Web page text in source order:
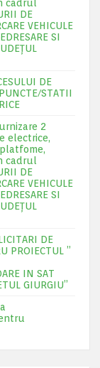
cadrul
DE
VEHICULE
SI
DE
STATII
2
electrice,
cadrul
DE
VEHICULE
SI
DE
PROIECTUL ”
IN SAT
GIURGIU”